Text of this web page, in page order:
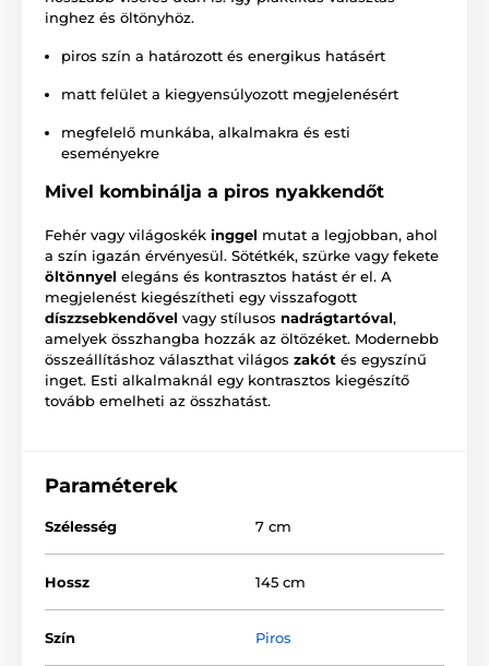
inghez és öltönyhöz.
piros szín a határozott és energikus hatásért
matt felület a kiegyensúlyozott megjelenésért
megfelelő munkába, alkalmakra és esti
eseményekre
Mivel kombinálja a piros nyakkendőt
Fehér vagy világoskék inggel mutat a legjobban, ahol
a szín igazán érvényesül. Sötétkék, szürke vagy fekete
öltönnyel elegáns és kontrasztos hatást ér el. A
megjelenést kiegészítheti egy visszafogott
díszzsebkendővel vagy stílusos nadrágtartóval,
amelyek összhangba hozzák az öltözéket. Modernebb
összeállításhoz választhat világos zakót és egyszínű
inget. Esti alkalmaknál egy kontrasztos kiegészítő
tovább emelheti az összhatást.
Paraméterek
Szélesség 7 cm
Hossz 145 cm
Szín Piros